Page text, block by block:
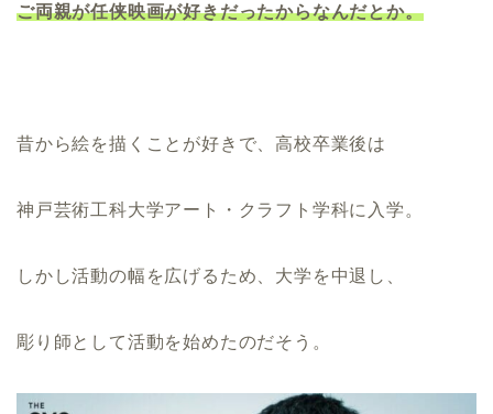
ご両親が任侠映画が好きだったからなんだとか。
昔から絵を描くことが好きで、高校卒業後は
神戸芸術工科大学アート・クラフト学科に入学。
しかし活動の幅を広げるため、大学を中退し、
彫り師として活動を始めたのだそう。